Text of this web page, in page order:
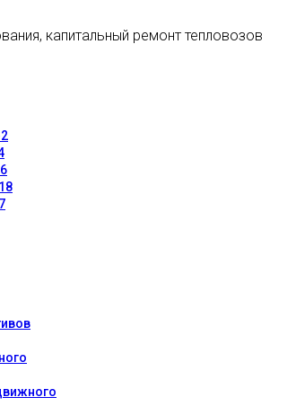
капитальный ремонт тепловозов